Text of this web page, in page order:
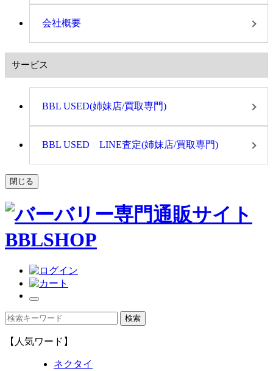
会社概要
サービス
BBL USED(姉妹店/買取専門)
BBL USED LINE査定(姉妹店/買取専門)
閉じる
【人気ワード】
ネクタイ